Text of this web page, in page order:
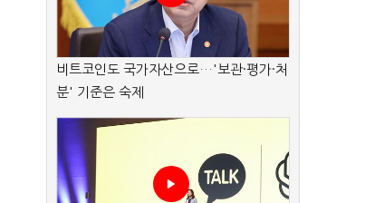
비트코인도 국가자산으로…'보관·평가·처
분' 기준은 숙제